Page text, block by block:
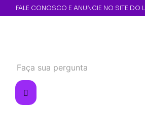
FALE CONOSCO E ANUNCIE NO SITE DO